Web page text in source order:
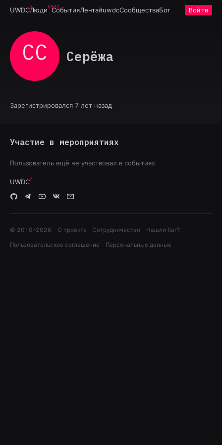
UWDCЛюди6932
СобытияЛента#uwdcСообществаБот Войти
СС Серёжа
Зарегистрировался 7 лет назад
Участие в мероприятиях
Пользователь ещё не участвовал в событиях
UWDC
© 2010–2026 О проекте Сотрудничество Нашли баг?
Пользовательское соглашение Персональные данные